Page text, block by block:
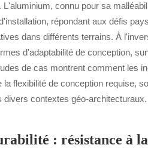
connu pour sa
répondant aux défis
dans différents terrains. À
d'adaptabilité de conception,
de cas montrent comment les
flexibilité de conception requise,
contextes géo-architecturaux.
: résistance à